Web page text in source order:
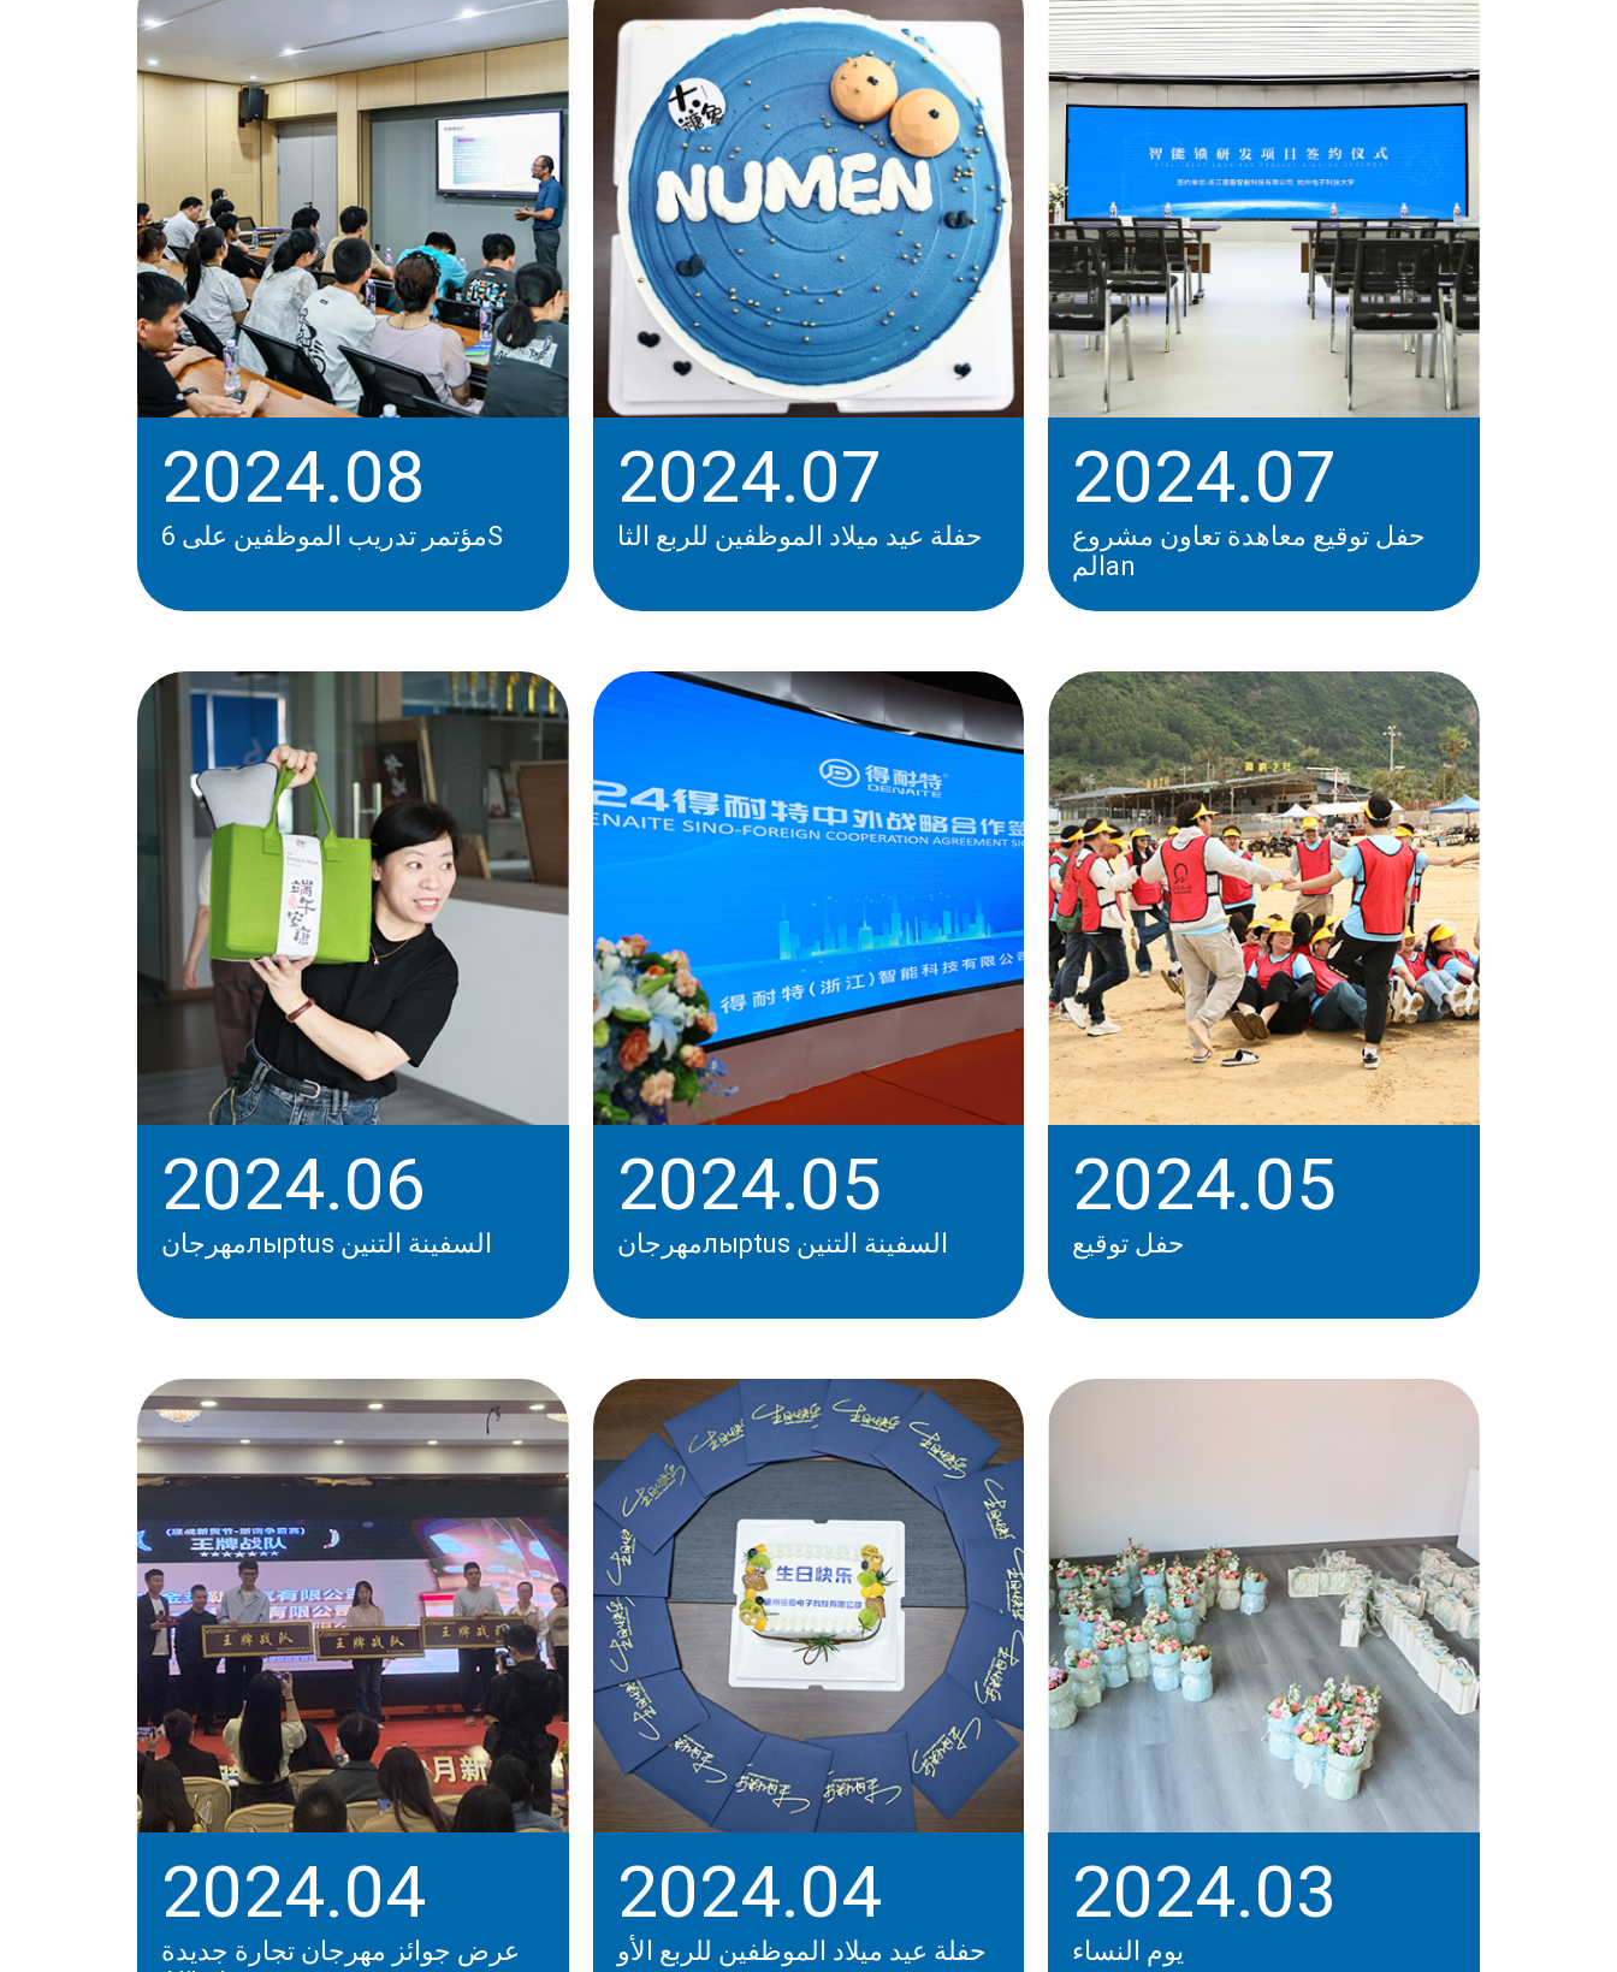
2024.08
مؤتمر تدريب الموظفين على 6S
2024.07
حفلة عيد ميلاد الموظفين للربع الثا
2024.07
حفل توقيع معاهدة تعاون مشروع
المan
2024.06
مهرجانлыptus السفينة التنين
2024.05
مهرجانлыptus السفينة التنين
2024.05
حفل توقيع
2024.04
عرض جوائز مهرجان تجارة جديدة
2024.04
حفلة عيد ميلاد الموظفين للربع الأو
2024.03
يوم النساء